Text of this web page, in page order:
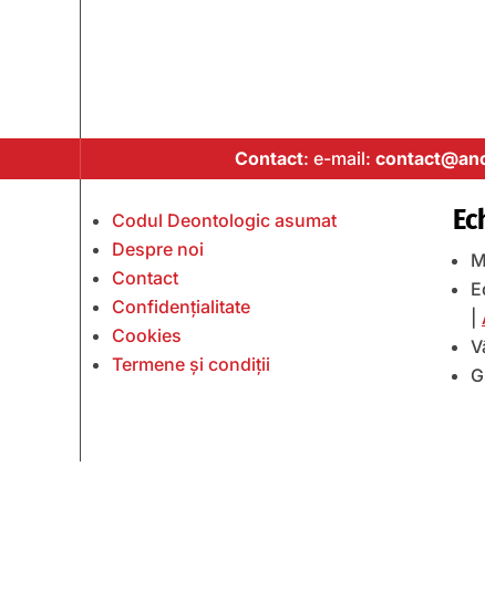
Contact: e-mail:
Codul Deontologic asumat
Despre noi
Contact
Confidențialitate
Cookies
Termene și condiții